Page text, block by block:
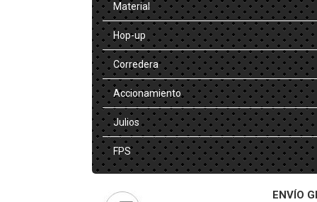
Material
Hop-up
Corredera
Accionamiento
Julios
FPS
ENVÍO